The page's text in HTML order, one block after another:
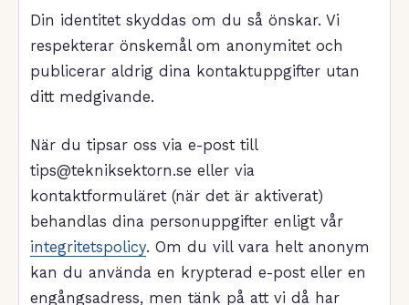
Din identitet skyddas om du så önskar. Vi
respekterar önskemål om anonymitet och
publicerar aldrig dina kontaktuppgifter utan
ditt medgivande.
När du tipsar oss via e-post till
tips@tekniksektorn.se eller via
kontaktformuläret (när det är aktiverat)
behandlas dina personuppgifter enligt vår
integritetspolicy. Om du vill vara helt anonym
kan du använda en krypterad e-post eller en
engångsadress, men tänk på att vi då har